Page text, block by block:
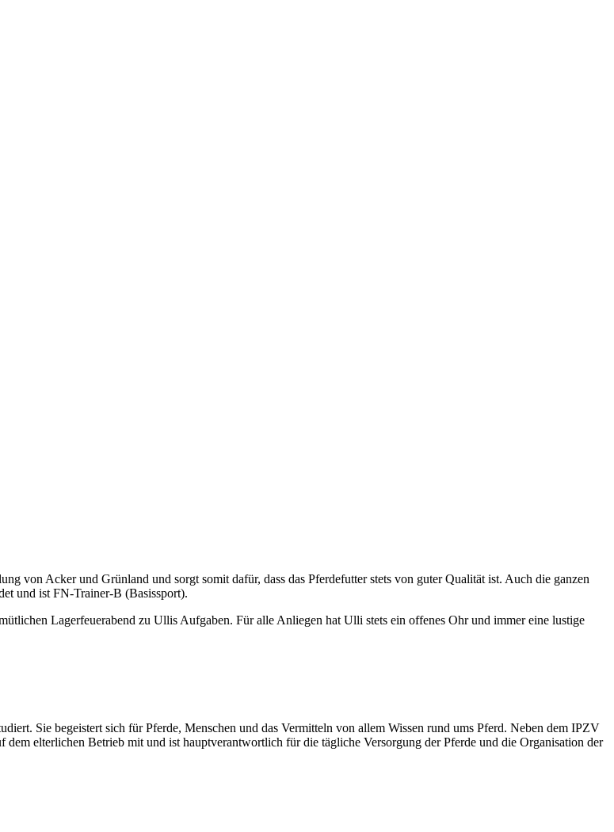
von Acker und Grünland und sorgt somit dafür, dass das Pferdefutter stets von guter Qualität ist. Auch die ganzen
und ist FN-Trainer-B (Basissport).
Lagerfeuerabend zu Ullis Aufgaben. Für alle Anliegen hat Ulli stets ein offenes Ohr und immer eine lustige
Sie begeistert sich für Pferde, Menschen und das Vermitteln von allem Wissen rund ums Pferd. Neben dem IPZV
elterlichen Betrieb mit und ist hauptverantwortlich für die tägliche Versorgung der Pferde und die Organisation der